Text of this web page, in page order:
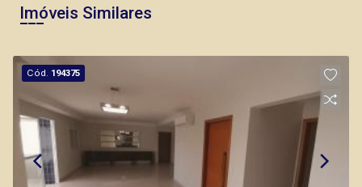
Imóveis Similares
Cód. 194375